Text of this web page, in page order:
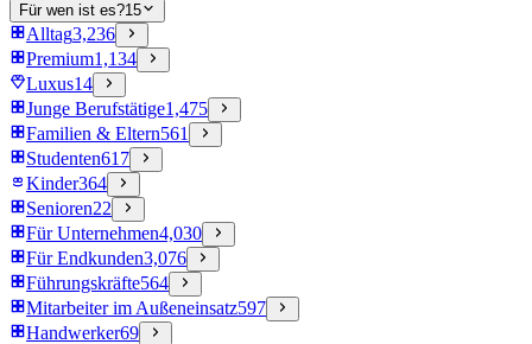
Für wen ist es?15
Alltag3,236
Premium1,134
Luxus14
Junge Berufstätige1,475
Familien & Eltern561
Studenten617
Kinder364
Senioren22
Für Unternehmen4,030
Für Endkunden3,076
Führungskräfte564
Mitarbeiter im Außeneinsatz597
Handwerker69